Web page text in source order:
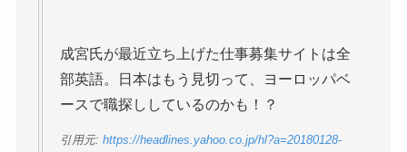
成宮氏が最近立ち上げた仕事募集サイトは全
部英語。日本はもう見切って、ヨーロッパベ
ースで職探ししているのかも！？
引用元: https://headlines.yahoo.co.jp/hl?a=20180128-